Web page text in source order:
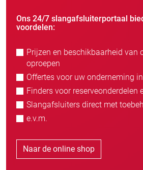
Ons 24/7 slangafsluiterportaal
voordelen:
Prijzen en beschikbaarheid van
oproepen
Offertes voor uw onderneming
Finders voor reserveonderdelen
Slangafsluiters direct met
e.v.m.
Naar de online shop